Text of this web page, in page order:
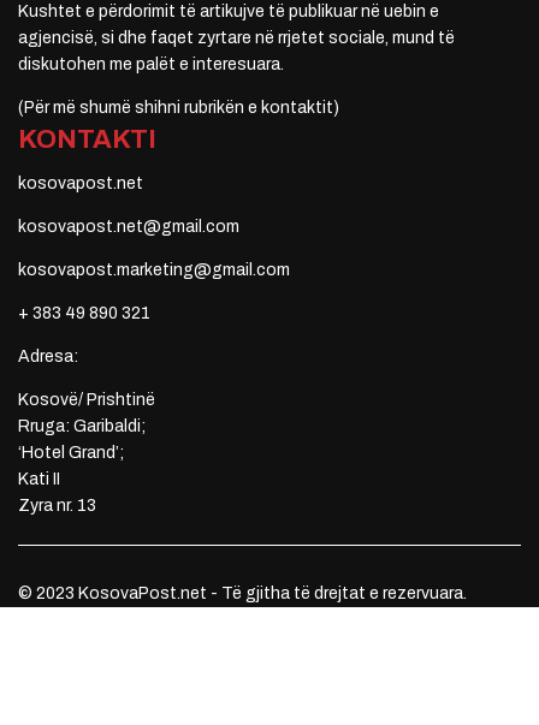
Kushtet e përdorimit të artikujve të publikuar në uebin e
agjencisë, si dhe faqet zyrtare në rrjetet sociale, mund të
diskutohen me palët e interesuara.
(Për më shumë shihni rubrikën e kontaktit)
KONTAKTI
kosovapost.net
kosovapost.net@gmail.com
kosovapost.marketing@gmail.com
+ 383 49 890 321
Adresa:
Kosovë/ Prishtinë
Rruga: Garibaldi;
‘Hotel Grand’;
Kati II
Zyra nr. 13
© 2023 KosovaPost.net - Të gjitha të drejtat e rezervuara.